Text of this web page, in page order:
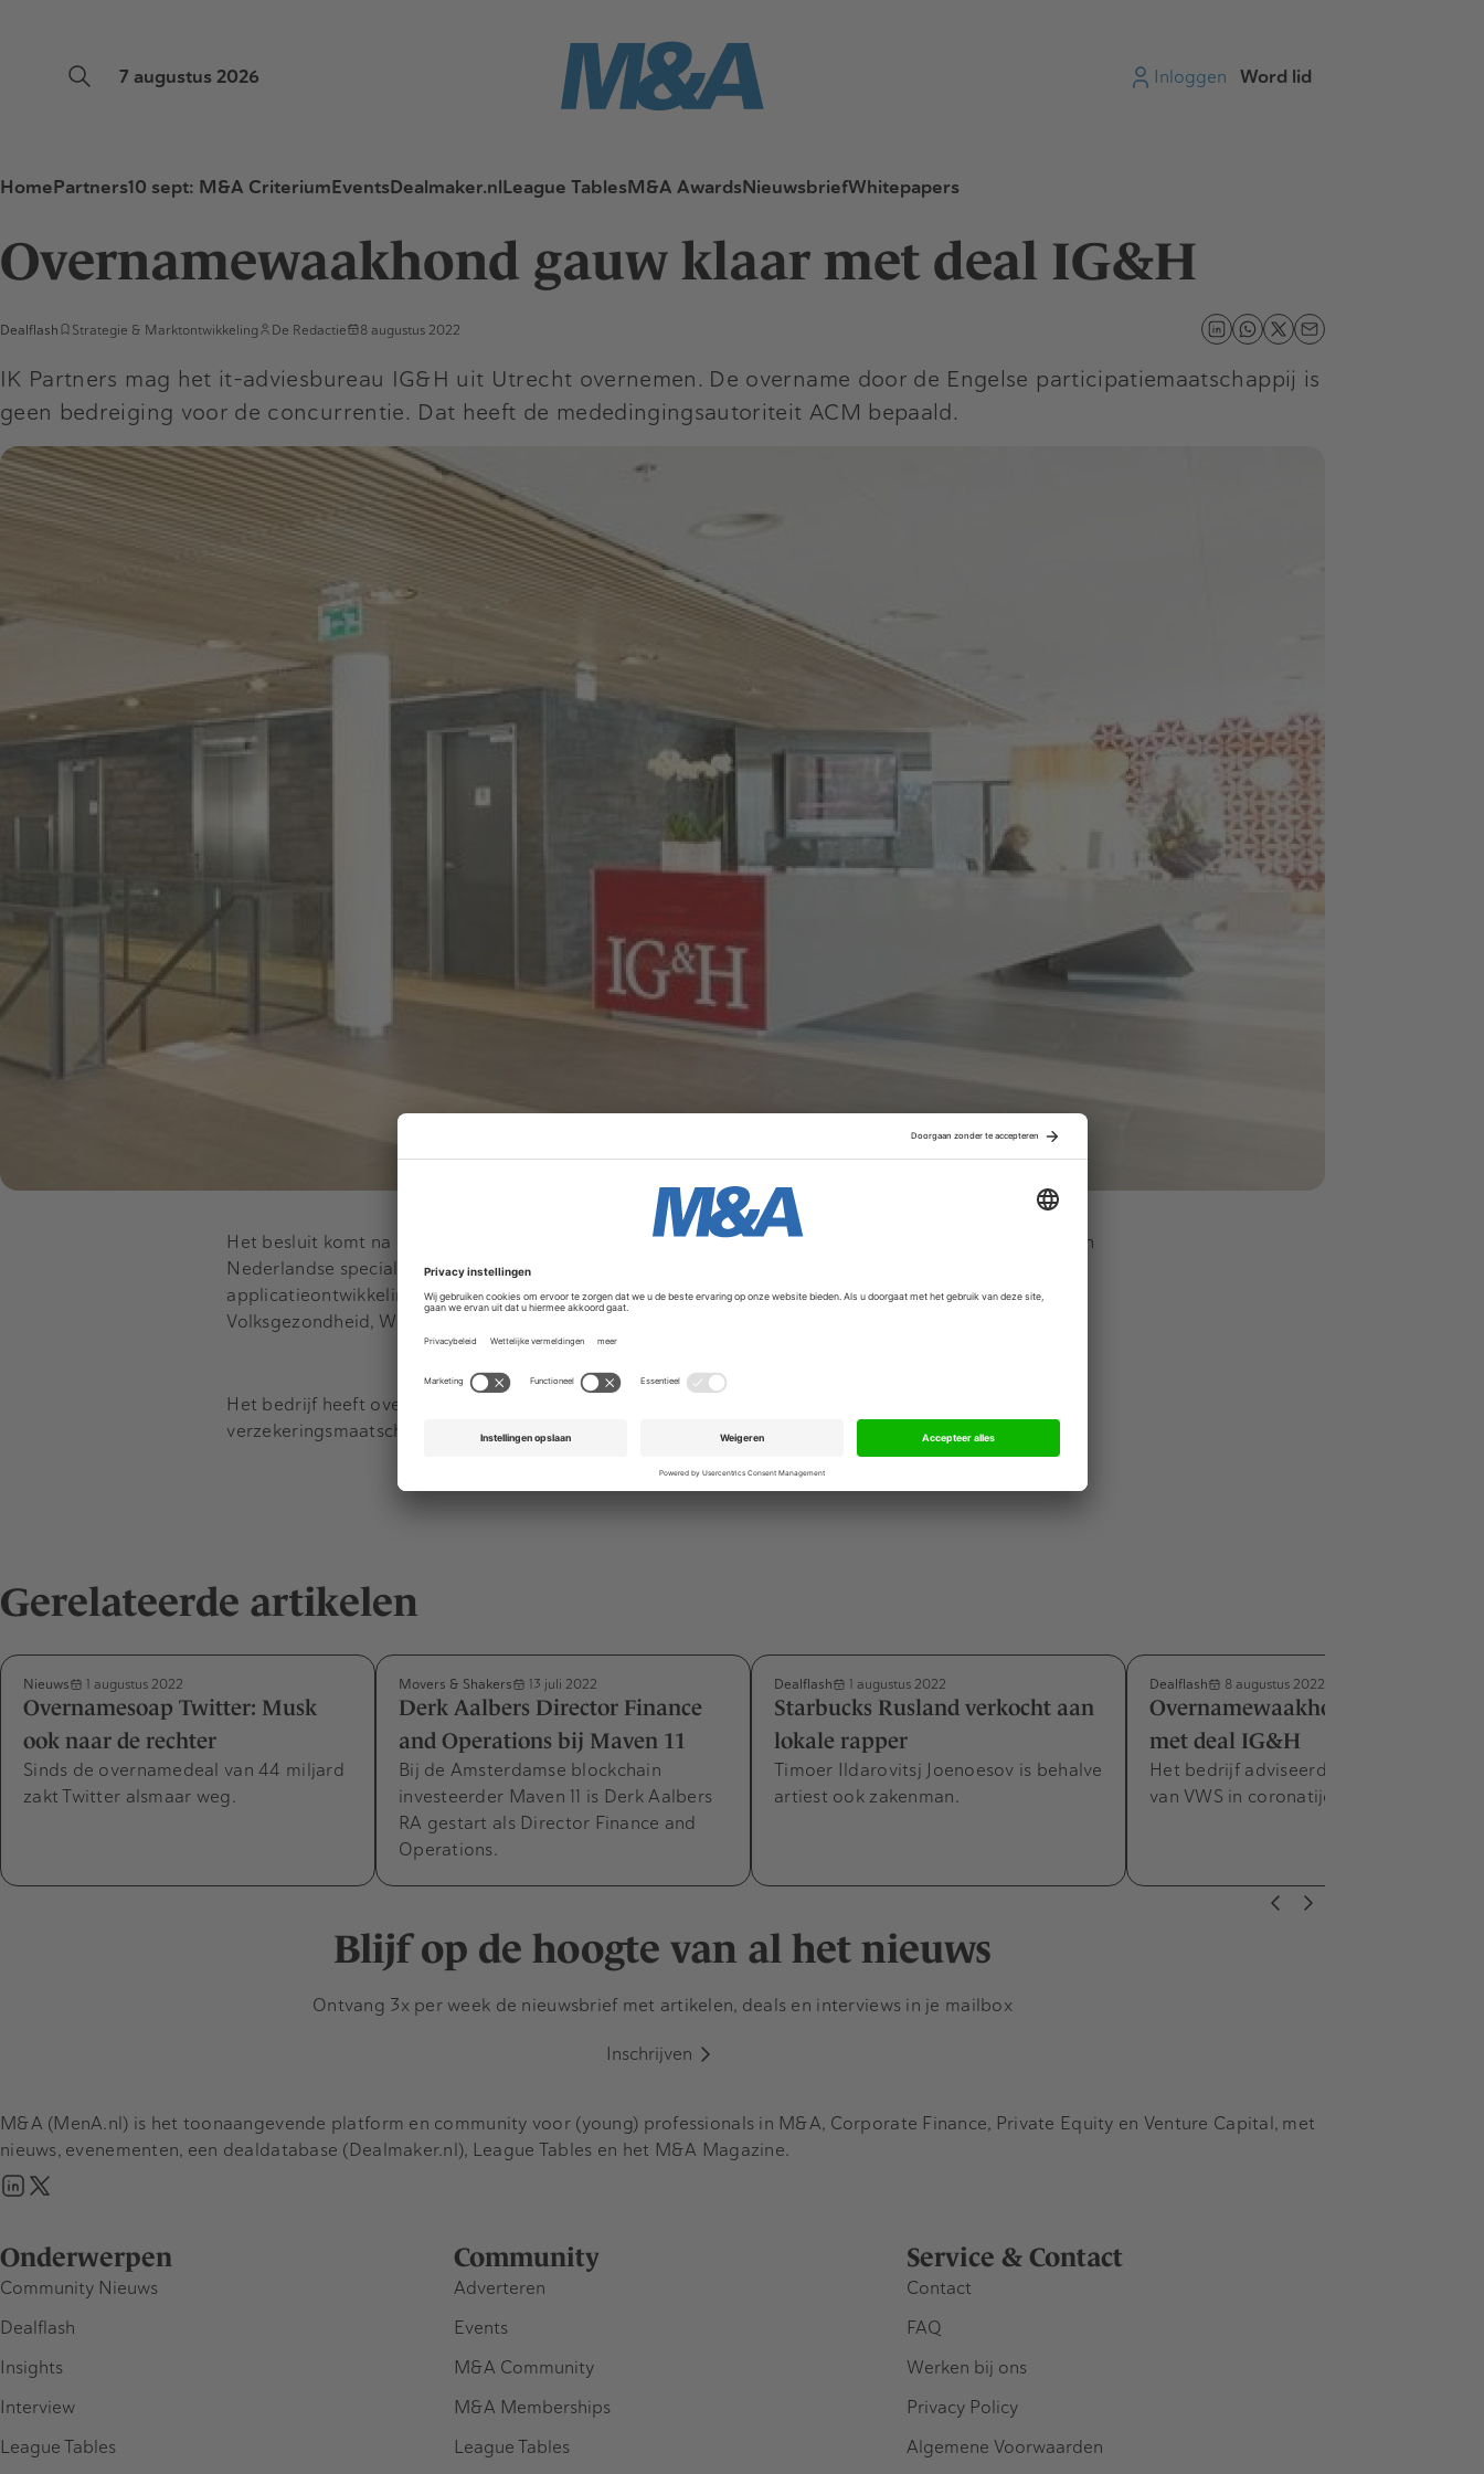
7 augustus 2026 Inloggen Word lid
HomePartners10 sept: M&A CriteriumEventsDealmaker.nlLeague TablesM&A AwardsNieuwsbriefWhitepapers
Overnamewaakhond gauw klaar met deal IG&H
Dealflash Strategie & Marktontwikkeling De Redactie 8 augustus 2022
IK Partners mag het it-adviesbureau IG&H uit Utrecht overnemen. De overname door de Engelse participatiemaatschappij is
geen bedreiging voor de concurrentie. Dat heeft de mededingingsautoriteit ACM bepaald.
Het besluit komt na minder dan een maand nadat de deal naar buiten kwam vorige maand. IG&H is een
Nederlandse specialist in digitale transformatie, groot in consultancy, data-analyse, en
applicatieontwikkeling. Het bedrijf was een van de strategische adviseurs van het ministerie van
Volksgezondheid, Welzijn en Sport gedurende de Covid-19-epidemie.
Het bedrijf heeft overwegend klanten bij pensioenmaatschappijen, banken,
verzekeringsmaatschappijen, detailhandel en gezondheidszorg. Er werken ongeveer 350 man.
Gerelateerde artikelen
Nieuws 1 augustus 2022
Overnamesoap Twitter: Musk
ook naar de rechter
Sinds de overnamedeal van 44 miljard
zakt Twitter alsmaar weg.
Movers & Shakers 13 juli 2022
Derk Aalbers Director Finance
and Operations bij Maven 11
Bij de Amsterdamse blockchain
investeerder Maven 11 is Derk Aalbers
RA gestart als Director Finance and
Operations.
Dealflash 1 augustus 2022
Starbucks Rusland verkocht aan
lokale rapper
Timoer Ildarovitsj Joenoesov is behalve
artiest ook zakenman.
Dealflash 8 augustus 2022
Overnamewaakhond gauw klaar
met deal IG&H
Het bedrijf adviseerde het ministerie
van VWS in coronatijd.
Blijf op de hoogte van al het nieuws
Ontvang 3x per week de nieuwsbrief met artikelen, deals en interviews in je mailbox
Inschrijven
Onderwerpen
Community Nieuws
Dealflash
Insights
Interview
League Tables
Community
Adverteren
Events
M&A Community
M&A Memberships
League Tables
Service & Contact
Contact
FAQ
Werken bij ons
Privacy Policy
Algemene Voorwaarden
M&A (MenA.nl) is het toonaangevende platform en community voor (young) professionals in M&A, Corporate Finance, Private Equity en Venture Capital, met
nieuws, evenementen, een dealdatabase (Dealmaker.nl), League Tables en het M&A Magazine.